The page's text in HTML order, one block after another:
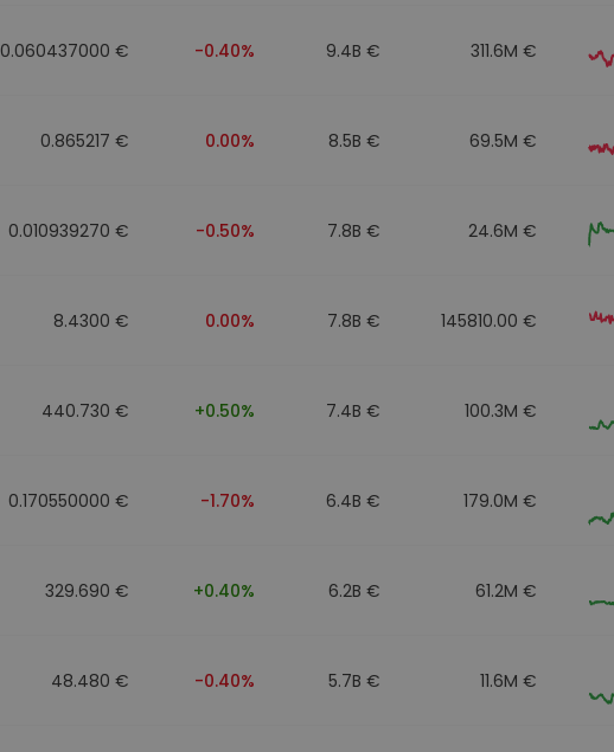
0.060437000 € -0.40% 9.4B € 311.6M €
0.865217 € 0.00% 8.5B € 69.5M €
0.010939270 € -0.50% 7.8B € 24.6M €
8.4300 € 0.00% 7.8B € 145810.00 €
440.730 € +0.50% 7.4B € 100.3M €
0.170550000 € -1.70% 6.4B € 179.0M €
329.690 € +0.40% 6.2B € 61.2M €
48.480 € -0.40% 5.7B € 11.6M €